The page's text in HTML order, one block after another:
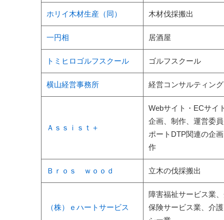
ホリイ木材生産（同） 木材伐採搬出
一円相 居酒屋
トミヒロゴルフスクール ゴルフスクール
横山経営事務所 経営コンサルティング
Ａｓｓｉｓｔ＋
Webサイト・ECサイ
企画、制作、運営委
ポートDTP関連の企
作
Ｂｒｏｓ ｗｏｏｄ 立木の伐採搬出
（株）ｅハートサービス
障害福祉サービス業
保険サービス業、介